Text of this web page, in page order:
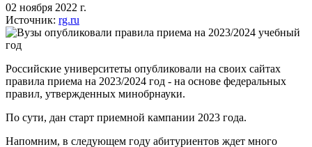
02 ноября 2022 г.
Источник: rg.ru
Российские университеты опубликовали на своих сайтах
правила приема на 2023/2024 год - на основе федеральных
правил, утвержденных минобрнауки.
По сути, дан старт приемной кампании 2023 года.
Напомним, в следующем году абитуриентов ждет много